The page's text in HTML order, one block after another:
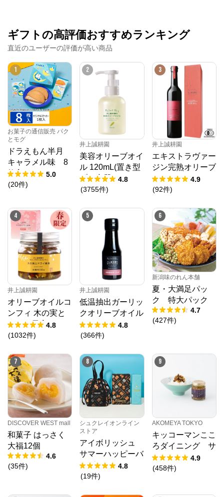
ギフトの高評価おすすめランキング
直近のユーザーの評価が高い商品
1
お菓子の通信販売 パク
とモグ
ドラえもん半月
キャラメル味 8
枚入
5.0
(20件)
2
井上誠耕園
美容オリーブオイ
ル 120mL(置き型
プラ容器) 4.8
(3755件)
3
井上誠耕園
エキストラヴァー
ジン完熟オリーブ
オイル 450g4.9
(92件)
4
井上誠耕園
オリーブオイルコ
ンフィ 木の実と
ドライ果実 192g
春限定
4.8
(1032件)
5
井上誠耕園
低温抽出ガーリッ
クオリーブオイル
64g
4.8
(366件)
6
新潟味のれん本舗
夏・大満足パッ
ク 特大パック
4.7
(427件)
7
DISCOVER WEST mall
和菓子 はっさく
大福12個
4.6
(35件)
8
シュクレイオンライン
ストア
アイボリッシュ
サマーハッピーバ
ッグ2026 4.8
(19件)
9
AKOMEYA TOKYO
キッコーマンここ
ろダイニング サ
クサクしょうゆア
ーモンド ペッパ
4.9
(458件)
公式ECサイト
シュクレイオンラインストア からのコメント
https://sucreyshopping.jp/
ザ・メープルマニア、バターバトラーをはじめとした
大人気スイーツブランドの公式オンラインストアで
す。 おしゃれで可愛いクッキーやフィナンシェなど贈
って喜ばれるお菓子を取り揃えています。